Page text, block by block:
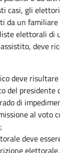
casi, gli
da un
elettorali di
deve
deve
del presidente
di
al voto
deve